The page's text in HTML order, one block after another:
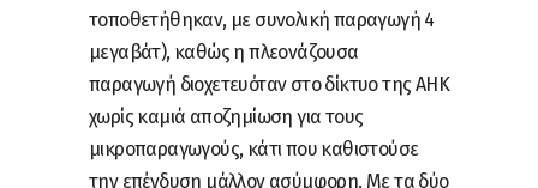
τοποθετήθηκαν, με συνολική παραγωγή 4
μεγαβάτ), καθώς η πλεονάζουσα
παραγωγή διοχετευόταν στο δίκτυο της ΑΗΚ
χωρίς καμιά αποζημίωση για τους
μικροπαραγωγούς, κάτι που καθιστούσε
την επένδυση μάλλον ασύμφορη. Με τα δύο